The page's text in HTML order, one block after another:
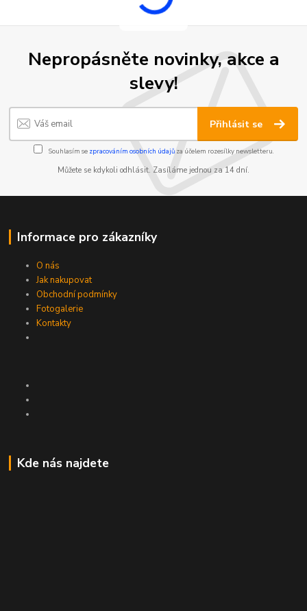
Nepropásněte novinky, akce a
slevy!
Přihlásit se
Souhlasím se zpracováním osobních údajůza účelem rozesílky newsletteru.
Můžete se kdykoli odhlásit. Zasíláme jednou za 14 dní.
Informace pro zákazníky
O nás
Jak nakupovat
Obchodní podmínky
Fotogalerie
Kontakty
Kde nás najdete